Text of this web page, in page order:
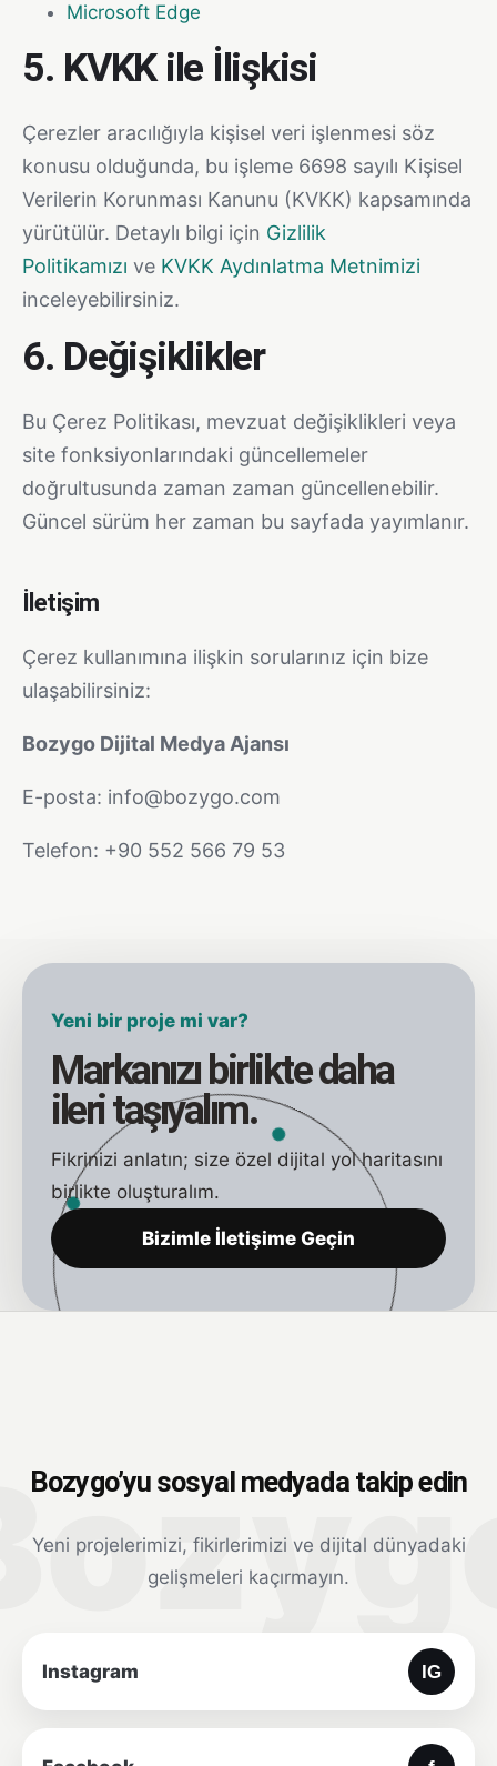
Microsoft Edge
5. KVKK ile İlişkisi
Çerezler aracılığıyla kişisel veri işlenmesi söz
konusu olduğunda, bu işleme 6698 sayılı Kişisel
Verilerin Korunması Kanunu (KVKK) kapsamında
yürütülür. Detaylı bilgi için Gizlilik
Politikamızı ve KVKK Aydınlatma Metnimizi
inceleyebilirsiniz.
6. Değişiklikler
Bu Çerez Politikası, mevzuat değişiklikleri veya
site fonksiyonlarındaki güncellemeler
doğrultusunda zaman zaman güncellenebilir.
Güncel sürüm her zaman bu sayfada yayımlanır.
İletişim
Çerez kullanımına ilişkin sorularınız için bize
ulaşabilirsiniz:
Bozygo Dijital Medya Ajansı
E-posta: info@bozygo.com
Telefon: +90 552 566 79 53
Yeni bir proje mi var?
Markanızı birlikte daha
ileri taşıyalım.
Fikrinizi anlatın; size özel dijital yol haritasını
birlikte oluşturalım.
Bizimle İletişime Geçin
Bozygo’yu sosyal medyada takip edin
Yeni projelerimizi, fikirlerimizi ve dijital dünyadaki
gelişmeleri kaçırmayın.
Instagram